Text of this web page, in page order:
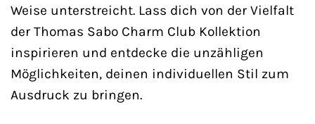
Weise unterstreicht. Lass dich von der Vielfalt
der Thomas Sabo Charm Club Kollektion
inspirieren und entdecke die unzähligen
Möglichkeiten, deinen individuellen Stil zum
Ausdruck zu bringen.